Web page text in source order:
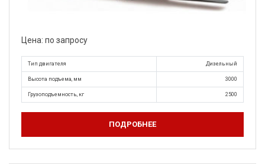
Цена: по запросу
Тип двигателя Дизельный
Высота подъема, мм 3000
Грузоподъемность, кг 2500
ПОДРОБНЕЕ